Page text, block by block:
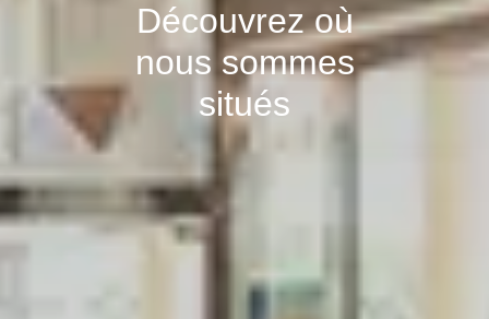
Découvrez où
nous sommes
situés